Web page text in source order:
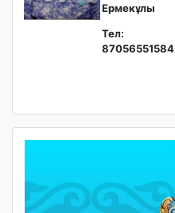
Ермекұлы
Тел:
87056551584